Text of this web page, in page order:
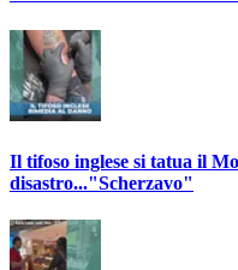
Il tifoso inglese si tatua il
disastro..."Scherzavo"